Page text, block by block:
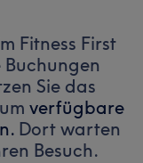
Fitness First
Sie das
verfügbare
Dort warten
Besuch.